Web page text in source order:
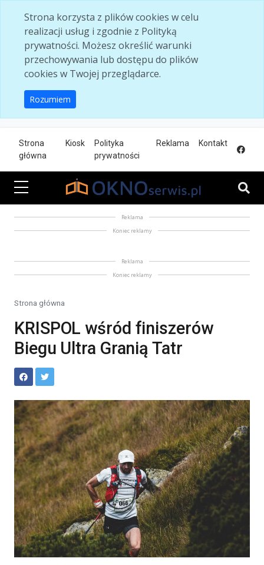
Strona korzysta z plików cookies w celu
realizacji usług i zgodnie z Polityką
prywatności. Możesz określić warunki
przechowywania lub dostępu do plików
cookies w Twojej przeglądarce.
Rozumiem
Strona
główna
Kiosk
Polityka
prywatności
Reklama Kontakt
Reklama
Koniec reklamy
Reklama
Koniec reklamy
Strona główna
KRISPOL wśród finiszerów
Biegu Ultra Granią Tatr